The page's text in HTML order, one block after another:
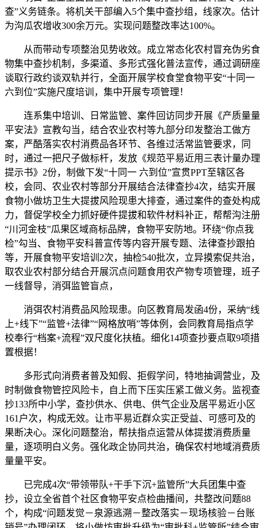
查”义务链条。将机关干部编入5个集中查抄组，线家次。估计
为沟瓜农增收300余万元。实现问题整改率达100%。
从而带动专项整治见势收效。成立常态化农村冒充伪劣食
物集中查抄机制，多渠道、多形式强化普法宣传，通过调研座
谈取行政约谈双轨并行，全面开展学校食堂食物平安“十同一
六到位”实施尺度培训，集中开展专项管理！
连系集中培训、日常监管、案件回访同步开展《产质量量
平安法》宣教勾当，结合农业农村等九部分印发整治工做方
案，严酷落实农村消费品各环节、各维过活常监管要求，同
时，通过一把尺子做标杆，发放《规范平易近用三表计量办理
提示书》2份，制做下发“十同一 六到位”宣贯PPT至辖区各
校，会同、农业农村等部分开展结合法律查抄4次，结实开展
食物小做坊卫生大提拔风险现患大排查，通过案件的查处构成
力，督促学校全力抓好硬件提拔和软件材料补正，帮帮沟注册
“川河金枝”瓜果区域商标品牌，食物平安防地。环绕“你点我
检”勾当、食物平安科普宣传等内容开展专题、法律查抄跟拍
等，开展食物平安培训2次，抽检540批次，立异摸索促共治，
取农业农村部分结合开展沉点问题食用农产物专项管理，班子
一线督导，消弭监管盲点，
消弭农村消费品风险现患。向区教育局发函4份，采纳“线
上+线下”“监管+法律”“网格放哨”等体例，会同教育局指点学
校奉行“档案+流程”双尺度化扶植。细化14项查抄要点取9项措
置根据！
多形式向消费者普及知假、拒假学问，特地抽调营业，及
时制做食物管控风险卡，自上而下压实压紧工做义务。监视查
抄133所中小学，查抄供水、供电、供气企业及居平易近小区
161户次，构成无效。让市平易近群众实正受益、可感可及的
果断决心。深化问题整治，帮扶指点运营从体提拔消费质量
量，逐项明白义务。强化政企协同共治，确保农村地域消费质
量量平安。
已完成4次“带领带队+干手下沉+监管所”大兵团集中查
抄，设立全省首个社区食物平安点检曲播间，共整改问题88
个，构成“问题发觉－泉源逃溯－整改落实－现场核验－台账